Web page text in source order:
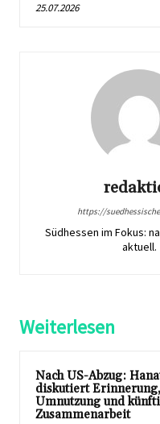
25.07.2026
https://
Südhessen im Fokus:
aktuell.
Weiterlesen
Nach US-Abzug:
diskutiert Erinnerung,
Umnutzung und
Zusammenarbeit